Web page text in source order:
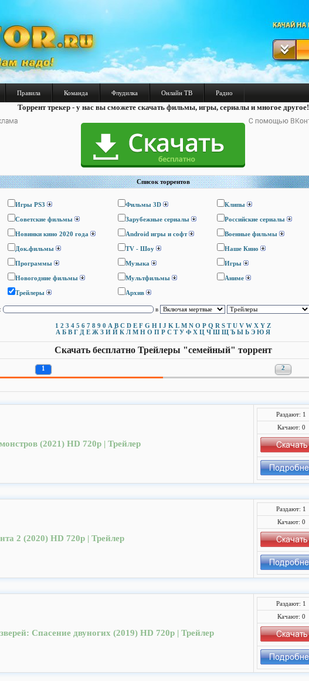
Правила Команда Флудилка Онлайн ТВ Радио
Торрент трекер - у нас вы сможете скачать фильмы, игры, сериалы и многое другое!
Список торрентов
Игры PS3 Фильмы 3D Клипы
Cоветские фильмы Зарубежные сериалы Российские сериалы
Новинки кино 2020 года Android игры и софт Военные фильмы
Док.фильмы TV - Шоу Наше Кино
Программы Музыка Игры
Новогодние фильмы Мультфильмы Аниме
Трейлеры Архив
в
1 2 3 4 5 6 7 8 9 0 A B C D E F G H I J K L M N O P Q R S T U V W X Y Z
А Б В Г Д Е Ж З И Й К Л М Н О П Р С Т У Ф Х Ц Ч Ш Щ Ъ Ы Ь Э Ю Я
Скачать бесплатно Трейлеры "семейный" торрент
1 2
(2021) HD 720p | Трейлер
Раздают: 1
Качают: 0
2 (2020) HD 720p | Трейлер
Раздают: 1
Качают: 0
Спасение двуногих (2019) HD 720p | Трейлер
Раздают: 1
Качают: 0